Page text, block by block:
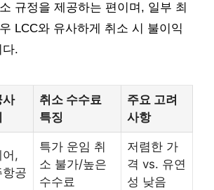
규정을 제공하는 편이며, 일부 최
LCC와 유사하게 취소 시 불이익
다.
사
취소 수수료
특징
주요 고려
사항
어,
공
특가 운임 취
소 불가/높은
수수료
저렴한 가
격 vs. 유연
성 낮음